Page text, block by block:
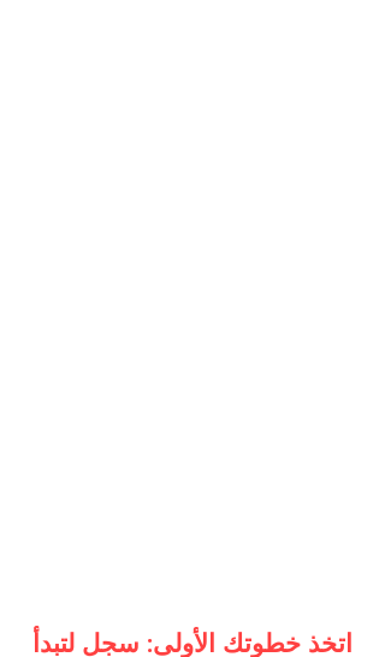
اتخذ خطوتك الأولى: سجل لتبدأ